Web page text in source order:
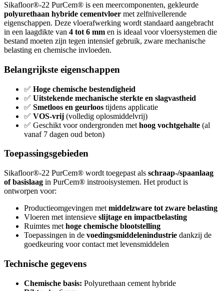
Sikafloor®-22 PurCem® is een meercomponenten, gekleurde
polyurethaan hybride cementvloer met zelfnivellerende
eigenschappen. Deze vloerafwerking wordt standaard aangebracht
in een laagdikte van 4 tot 6 mm en is ideaal voor vloersystemen die
bestand moeten zijn tegen intensief gebruik, zware mechanische
belasting en chemische invloeden.
Belangrijkste eigenschappen
✅ Hoge chemische bestendigheid
✅ Uitstekende mechanische sterkte en slagvastheid
✅ Smetloos en geurloos tijdens applicatie
✅ VOS-vrij (volledig oplosmiddelvrij)
✅ Geschikt voor ondergronden met hoog vochtgehalte (al
vanaf 7 dagen oud beton)
Toepassingsgebieden
Sikafloor®-22 PurCem® wordt toegepast als schraap-/spaanlaag
of basislaag in PurCem® instrooisystemen. Het product is
ontworpen voor:
Productieomgevingen met middelzware tot zware belasting
Vloeren met intensieve slijtage en impactbelasting
Ruimtes met hoge chemische blootstelling
Toepassingen in de voedingsmiddelenindustrie dankzij de
goedkeuring voor contact met levensmiddelen
Technische gegevens
Chemische basis: Polyurethaan cement hybride